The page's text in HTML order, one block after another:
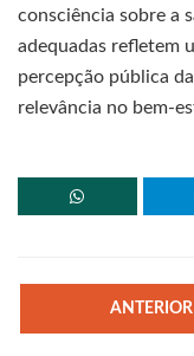
consciência sobre a
adequadas refletem
percepção pública
relevância no bem-
ANTERIOR